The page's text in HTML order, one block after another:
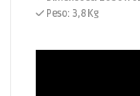
Peso: 3,8 Kg